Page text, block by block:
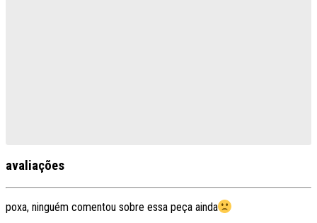
avaliações
poxa, ninguém comentou sobre essa peça ainda